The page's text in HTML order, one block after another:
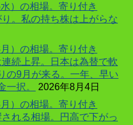
）の相場。寄り付き
。私の持ち株は上がらな
）の相場。寄り付き
続上昇。日本は為替で軟
の9月が来る。一年、早い
一択。
2026年8月4日
）の相場。寄り付き
れる相場。円高で下がっ